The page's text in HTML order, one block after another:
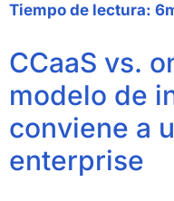
Tiempo de lectura:
CCaaS vs.
modelo de
conviene a
enterprise